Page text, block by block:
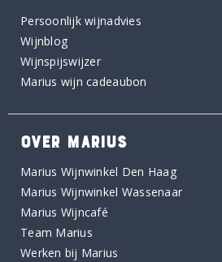
Persoonlijk wijnadvies
Wijnblog
Wijnspijswijzer
Marius wijn cadeaubon
OVER MARIUS
Marius Wijnwinkel Den Haag
Marius Wijnwinkel Wassenaar
Marius Wijncafé
Team Marius
Werken bij Marius